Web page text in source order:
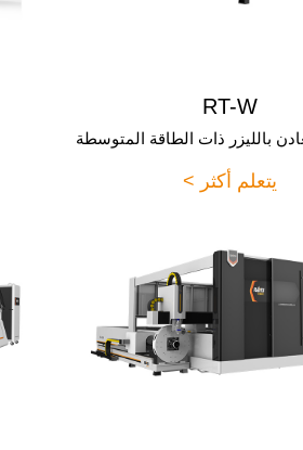
RT-W
بالليزر ذات الطاقة المتوسطة
يتعلم أكثر >